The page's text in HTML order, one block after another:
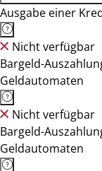
Ausgabe einer
Nicht verfügbar
Bargeld-
Geldautomaten
Nicht verfügbar
Bargeld-
Geldautomaten